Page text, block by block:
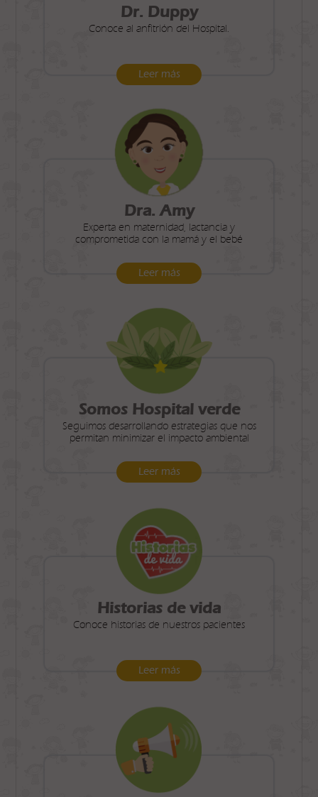
Dr. Duppy
Conoce al anfitrión del Hospital.
Leer más
Dra. Amy
Experta en maternidad, lactancia y
comprometida con la mamá y el bebé
Leer más
Somos Hospital verde
Seguimos desarrollando estrategias que nos
permitan minimizar el impacto ambiental
Leer más
Historias de vida
Conoce historias de nuestros pacientes
Leer más